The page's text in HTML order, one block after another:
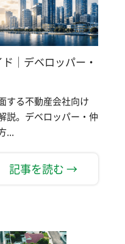
｜デベロッパー・
する不動産会社向け
説。デベロッパー・仲
...
記事を読む →